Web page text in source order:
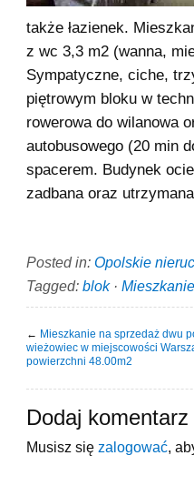
także łazienek.
z wc 3,3 m2 (wanna,
Sympatyczne, ciche,
piętrowym bloku w
rowerowa do wilanowa
autobusowego (20 min
spacerem. Budynek
zadbana oraz
Posted in: Opolskie
Tagged: blok· Mieszkanie
← Mieszkanie na sprzedaż dwu
wieżowiec w miejscowości
powierzchni 48.00m2
Dodaj komentarz
Musisz się zalogować ,